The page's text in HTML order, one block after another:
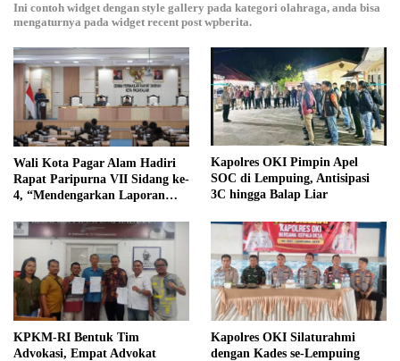
Ini contoh widget dengan style gallery pada kategori olahraga, anda bisa
mengaturnya pada widget recent post wpberita.
Wali Kota Pagar Alam Hadiri
Rapat Paripurna VII Sidang ke-
4, “Mendengarkan Laporan
komisi DPRD Kota Pagar
Alam”
Kapolres OKI Pimpin Apel
SOC di Lempuing, Antisipasi
3C hingga Balap Liar
KPKM-RI Bentuk Tim
Advokasi, Empat Advokat
Kapolres OKI Silaturahmi
dengan Kades se-Lempuing